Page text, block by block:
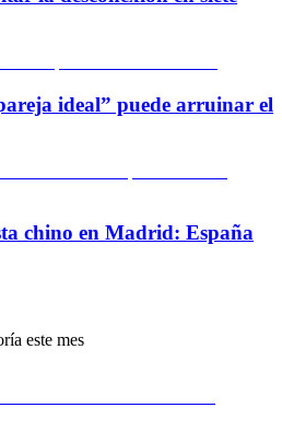
ideal” puede arruinar el
chino en Madrid: España
este mes